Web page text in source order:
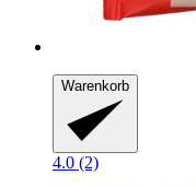
Warenkorb
4.0 (2)